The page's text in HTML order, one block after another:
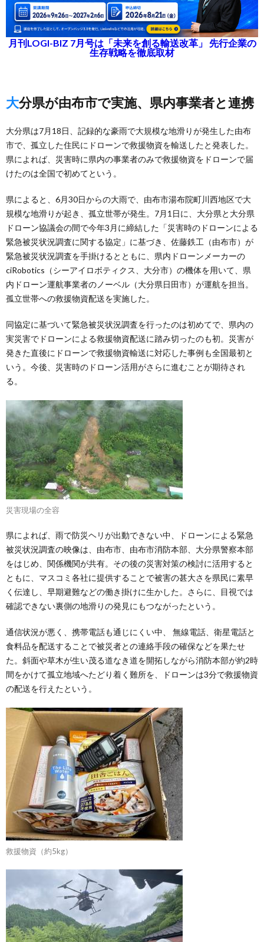
月刊LOGI-BIZ 7月号は「未来を創る輸送改革」 先行企業の
生存戦略を徹底取材
大分県が由布市で実施、県内事業者と連携
大分県は7月18日、記録的な豪雨で大規模な地滑りが発生した由布
市で、孤立した住民にドローンで救援物資を輸送したと発表した。
県によれば、災害時に県内の事業者のみで救援物資をドローンで届
けたのは全国で初めてという。
県によると、6月30日からの大雨で、由布市湯布院町川西地区で大
規模な地滑りが起き、孤立世帯が発生。7月1日に、大分県と大分県
ドローン協議会の間で今年3月に締結した「災害時のドローンによる
緊急被災状況調査に関する協定」に基づき、佐藤鉄工（由布市）が
緊急被災状況調査を手掛けるとともに、県内ドローンメーカーの
ciRobotics（シーアイロボティクス、大分市）の機体を用いて、県
内ドローン運航事業者のノーベル（大分県日田市）が運航を担当。
孤立世帯への救援物資配送を実施した。
同協定に基づいて緊急被災状況調査を行ったのは初めてで、県内の
実災害でドローンによる救援物資配送に踏み切ったのも初。災害が
発きた直後にドローンで救援物資輸送に対応した事例も全国最初と
いう。今後、災害時のドローン活用がさらに進むことが期待され
る。
災害現場の全容
県によれば、雨で防災ヘリが出動できない中、ドローンによる緊急
被災状況調査の映像は、由布市、由布市消防本部、大分県警察本部
をはじめ、関係機関が共有。その後の災害対策の検討に活用すると
ともに、マスコミ各社に提供することで被害の甚大さを県民に素早
く伝達し、早期避難などの働き掛けに生かした。さらに、目視では
確認できない裏側の地滑りの発見にもつながったという。
通信状況が悪く、携帯電話も通じにくい中、 無線電話、衛星電話と
食料品を配送することで被災者との連絡手段の確保などを果たせ
た。斜面や草木が生い茂る道なき道を開拓しながら消防本部が約2時
間をかけて孤立地域へたどり着く難所を、ドローンは3分で救援物資
の配送を行えたという。
救援物資（約5kg）